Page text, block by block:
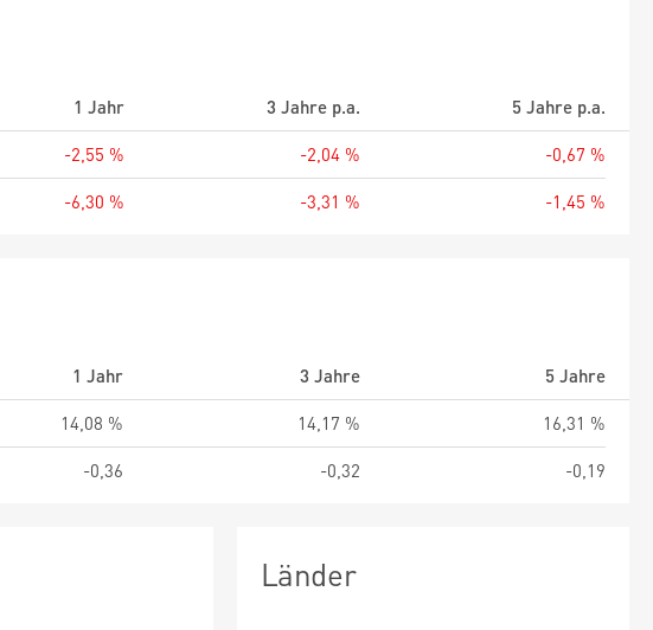
1 Jahr 3 Jahre p.a.
5 Jahre p.a.
-2,55 % -2,04 %
-0,67 %
-6,30 % -3,31 % -1,45 %
1 Jahr 3 Jahre
5 Jahre
14,08 % 14,17 %
16,31 %
-0,36 -0,32 -0,19
Länder